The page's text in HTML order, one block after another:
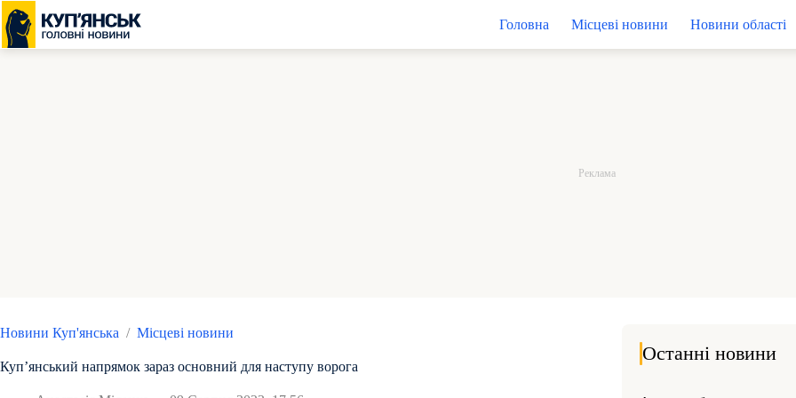
Перейти
до
вмісту
Головна Місцеві новини Новини області
Новини Куп'янська / Місцеві новини
Куп’янський напрямок зараз основний для наступу ворога
Останні новини